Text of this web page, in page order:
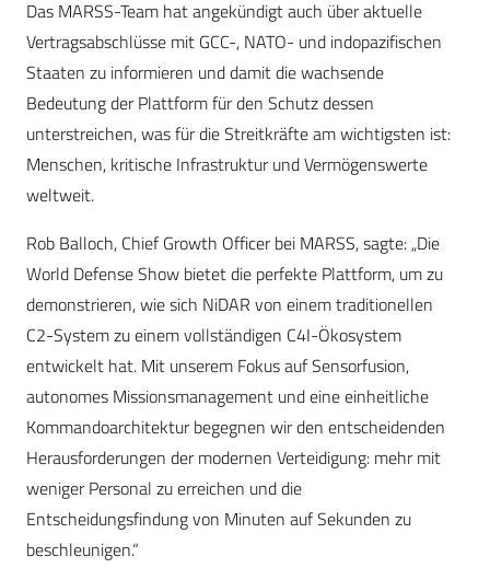
Das MARSS-Team hat angekündigt auch über aktuelle
Vertragsabschlüsse mit GCC-, NATO- und indopazifischen
Staaten zu informieren und damit die wachsende
Bedeutung der Plattform für den Schutz dessen
unterstreichen, was für die Streitkräfte am wichtigsten ist:
Menschen, kritische Infrastruktur und Vermögenswerte
weltweit.
Rob Balloch, Chief Growth Officer bei MARSS, sagte: „Die
World Defense Show bietet die perfekte Plattform, um zu
demonstrieren, wie sich NiDAR von einem traditionellen
C2-System zu einem vollständigen C4I-Ökosystem
entwickelt hat. Mit unserem Fokus auf Sensorfusion,
autonomes Missionsmanagement und eine einheitliche
Kommandoarchitektur begegnen wir den entscheidenden
Herausforderungen der modernen Verteidigung: mehr mit
weniger Personal zu erreichen und die
Entscheidungsfindung von Minuten auf Sekunden zu
beschleunigen.“